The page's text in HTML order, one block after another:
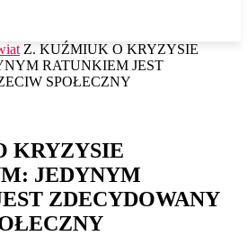
Z. KUŹMIUK O KRYZYSIE
RATUNKIEM JEST
SPOŁECZNY
KRYZYSIE
JEDYNYM
ZDECYDOWANY